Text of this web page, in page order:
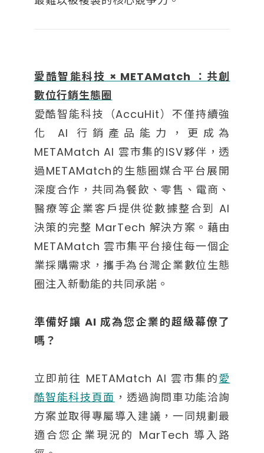
愛酷智能科技 × METAMatch ：共創
數位行銷生態圈
愛酷智能科技（AccuHit）不僅持續強
化 AI 行銷產品能力，更成為
METAMatch AI 雲市集的ISV夥伴，透
過METAMatch的生態圈媒合平台展開
深度合作，共同為餐飲、零售、電商、
醫療等企業客戶提供從數據整合到 AI
決策的完整 MarTech 解決方案。藉由
METAMatch 雲市集平台接住每一個企
業採購需求，攜手為台灣企業數位生態
圈注入新動能的共同承諾。
準備好讓 AI 成為您企業的超級幕僚了
嗎？
立即前往 METAMatch AI 雲市集的愛
酷智能科技頁面 ，透過詢問車功能洽詢
方案並取得專屬導入建議，一同規劃最
適合您企業現況的 MarTech 導入路